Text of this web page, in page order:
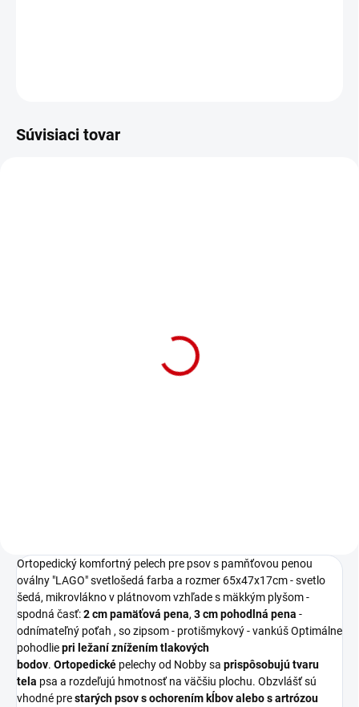
Súvisiaci tovar
Ortopedický komfortný pelech pre psov s pamňťovou penou
oválny "LAGO" svetlošedá farba a rozmer 65x47x17cm - svetlo
šedá, mikrovlákno v plátnovom vzhľade s mäkkým plyšom -
spodná časť:2 cm pamäťová pena, 3 cm pohodlná pena -
odnímateľný poťah , so zipsom - protišmykový - vankúš Optimálne
pohodliepri ležaní znížením tlakových
bodov. Ortopedické pelechy od Nobby sa prispôsobujú tvaru
tela psa a rozdeľujú hmotnosť na väčšiu plochu. Obzvlášť sú
vhodné prestarých psov s ochorením kĺbov alebo s artrózou